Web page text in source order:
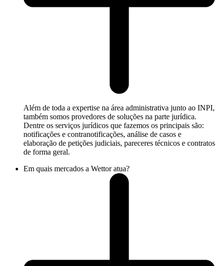
Além de toda a expertise na área administrativa junto ao INPI,
também somos provedores de soluções na parte jurídica.
Dentre os serviços jurídicos que fazemos os principais são:
notificações e contranotificações, análise de casos e
elaboração de petições judiciais, pareceres técnicos e contratos
de forma geral.
Em quais mercados a Wettor atua?